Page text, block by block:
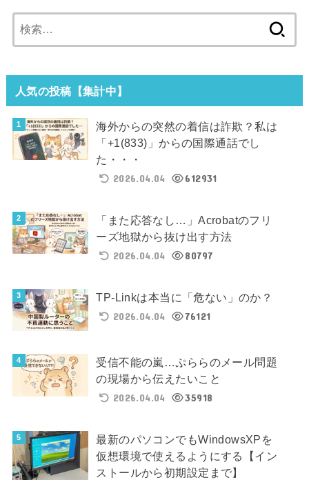
索:
人気の投稿【集計中】
海外からの突然の着信は詐欺？私は
「+1(833)」からの国際通話でし
た・・・
2026.04.04
612931
「また応答なし…」Acrobatのフリ
ーズ地獄から抜け出す方法
2026.04.04
80797
TP-Linkは本当に「危ない」のか？
2026.04.04
76121
受信不能の嵐…ぷららのメール問題
の現場から伝えたいこと
2026.04.04
35918
最新のパソコンでもWindowsXPを
仮想環境で使えるようにする【イン
ストールから初期設定まで】